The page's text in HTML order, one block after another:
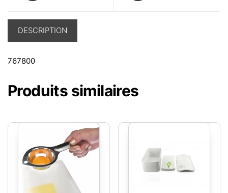
DESCRIPTION
767800
Produits similaires